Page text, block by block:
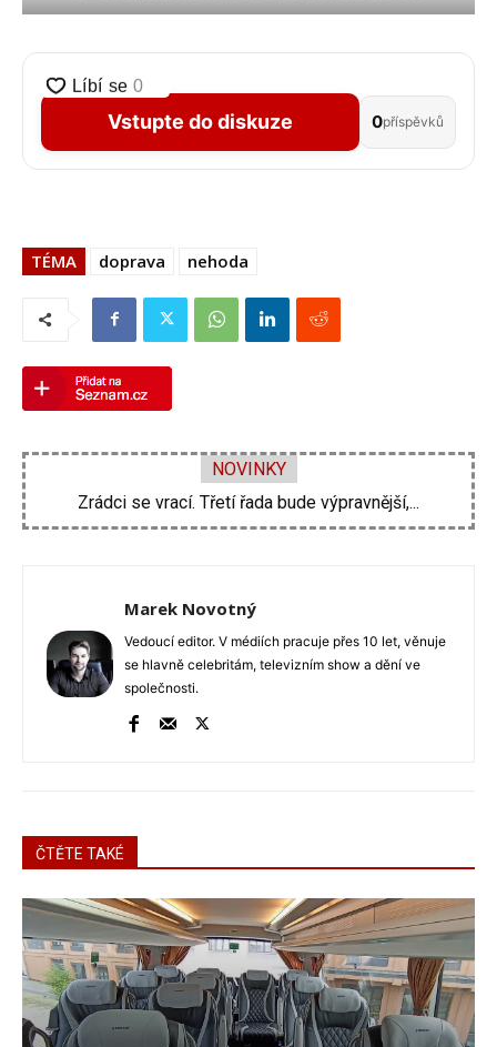
Vstupte do diskuze 0příspěvků
TÉMA doprava nehoda
NOVINKY
Zdeněk Pohlreich opět vtrhne do hospod. Nové...
Marek Novotný
Vedoucí editor. V médiích pracuje přes 10 let, věnuje
se hlavně celebritám, televizním show a dění ve
společnosti.
ČTĚTE TAKÉ